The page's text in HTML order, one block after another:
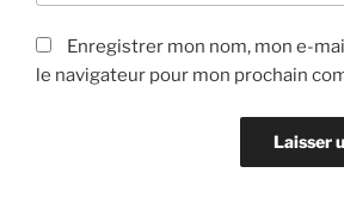
Enregistrer mon nom, mon e-
le navigateur pour mon prochain